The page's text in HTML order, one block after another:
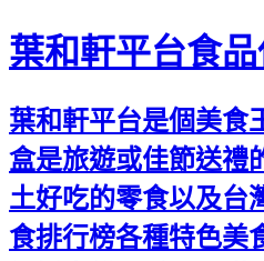
葉和軒平台食
葉和軒平台是個美食
盒是旅遊或佳節送禮
土好吃的零食以及台
食排行榜各種特色美